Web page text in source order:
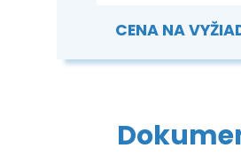
CENA NA